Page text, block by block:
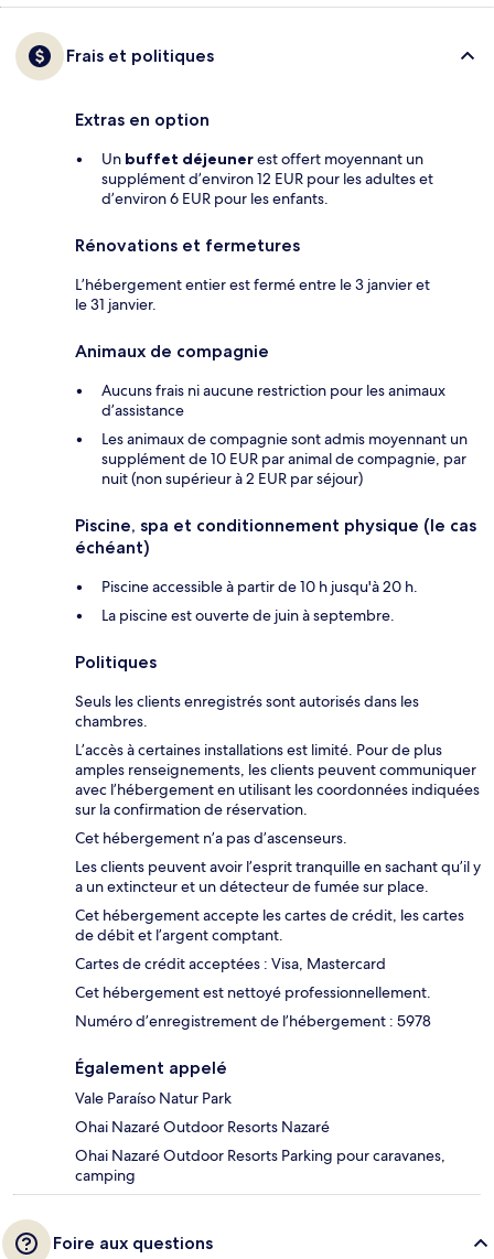
Frais et politiques
Extras en option
Un buffet déjeunerest offert moyennant un
supplément d’environ 12 EUR pour les adultes et
d’environ 6 EUR pour les enfants.
Rénovations et fermetures
L’hébergement entier est fermé entre le 3 janvier et
le 31 janvier.
Animaux de compagnie
Aucuns frais ni aucune restriction pour les animaux
d’assistance
Les animaux de compagnie sont admis moyennant un
supplément de 10 EUR par animal de compagnie, par
nuit (non supérieur à 2 EUR par séjour)
Piscine, spa et conditionnement physique (le cas
échéant)
Piscine accessible à partir de 10 h jusqu'à 20 h.
La piscine est ouverte de juin à septembre.
Politiques
Seuls les clients enregistrés sont autorisés dans les
chambres.
L’accès à certaines installations est limité. Pour de plus
amples renseignements, les clients peuvent communiquer
avec l’hébergement en utilisant les coordonnées indiquées
sur la confirmation de réservation.
Cet hébergement n’a pas d’ascenseurs.
Les clients peuvent avoir l’esprit tranquille en sachant qu’il y
a un extincteur et un détecteur de fumée sur place.
Cet hébergement accepte les cartes de crédit, les cartes
de débit et l’argent comptant.
Cartes de crédit acceptées : Visa, Mastercard
Cet hébergement est nettoyé professionnellement.
Numéro d’enregistrement de l’hébergement : 5978
Également appelé
Vale Paraíso Natur Park
Ohai Nazaré Outdoor Resorts Nazaré
Ohai Nazaré Outdoor Resorts Parking pour caravanes,
camping
Foire aux questions